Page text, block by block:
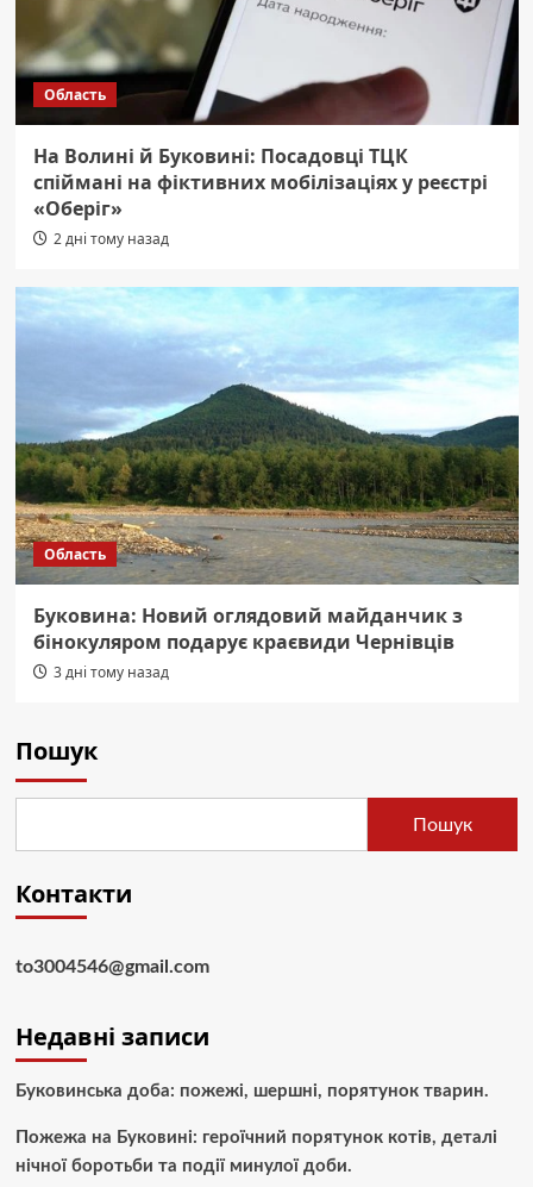
Область
На Волині й Буковині: Посадовці ТЦК
спіймані на фіктивних мобілізаціях у реєстрі
«Оберіг»
2 дні тому назад
Область
Буковина: Новий оглядовий майданчик з
бінокуляром подарує краєвиди Чернівців
3 дні тому назад
Пошук
Пошук
Контакти
to3004546@gmail.com
Недавні записи
Буковинська доба: пожежі, шершні, порятунок тварин.
Пожежа на Буковині: героїчний порятунок котів, деталі
нічної боротьби та події минулої доби.